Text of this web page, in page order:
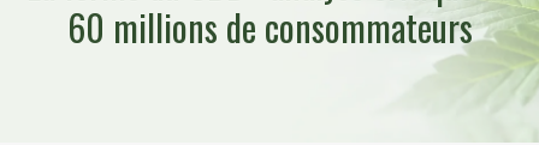
60 millions de consommateurs